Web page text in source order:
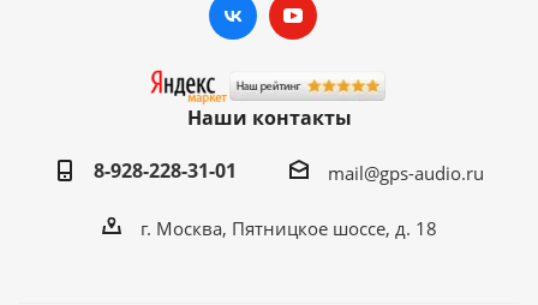
Наши контакты
8-928-228-31-01
mail@gps-audio.ru
г. Москва, Пятницкое шоссе, д. 18